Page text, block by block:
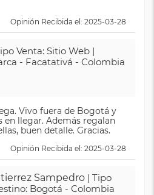
Opinión Recibida el: 2025-03-28
Venta: Sitio Web |
- Facatativá - Colombia
Vivo fuera de Bogotá y
en llegar. Además regalan
buen detalle. Gracias.
Opinión Recibida el: 2025-03-28
Sampedro | Tipo
Bogotá - Colombia